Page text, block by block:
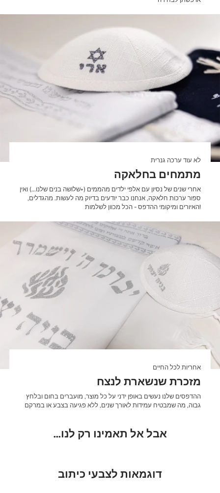
לא עוד ערכה גנרית
מתמחים בחלאקה
אחרי שנים של נסיון עם אלפי ילדים מהממים (+שלושה בנים שלנו...) ואין
ספור ערכות חלאקה, אנחנו כבר יודעים בדיוק מה לעשות. מהגדלים,
האיורים ומיקומי ההדפס - הכל מכוון לשלמות!
אחריות לכל החיים
מזכרת שנשארת לנצח
ההדפסים שלנו נעשים באופן ידני על כל מוצר, מועברים בחום ובלחץ
גבוה, מה שמבטיח עמידות לאורך שנים, ללא פגיעה בצבע או במרקם
אבל אל תאמינו רק לנו...
דוגמאות לצבעי כיתוב